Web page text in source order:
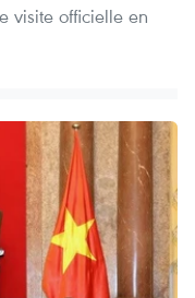
visite officielle en